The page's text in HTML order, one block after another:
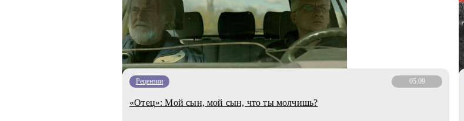
Рецензии 05.09
«Отец»: Мой сын, мой сын, что ты молчишь?